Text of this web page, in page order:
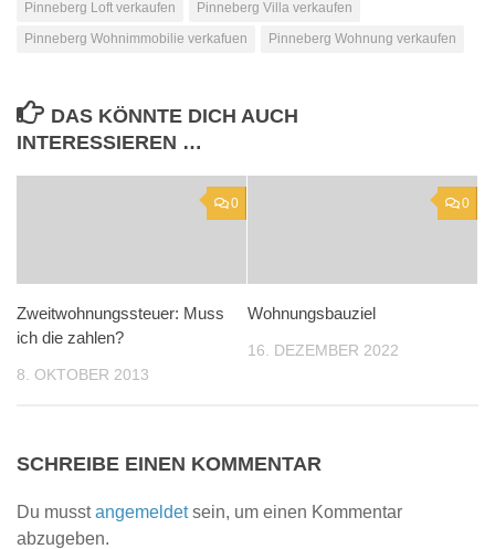
Pinneberg Loft verkaufen
Pinneberg Villa verkaufen
Pinneberg Wohnimmobilie verkafuen
Pinneberg Wohnung verkaufen
DAS KÖNNTE DICH AUCH
INTERESSIEREN …
0
Zweitwohnungssteuer: Muss
ich die zahlen?
8. OKTOBER 2013
0
Wohnungsbauziel
16. DEZEMBER 2022
SCHREIBE EINEN KOMMENTAR
Du musstangemeldetsein, um einen Kommentar
abzugeben.